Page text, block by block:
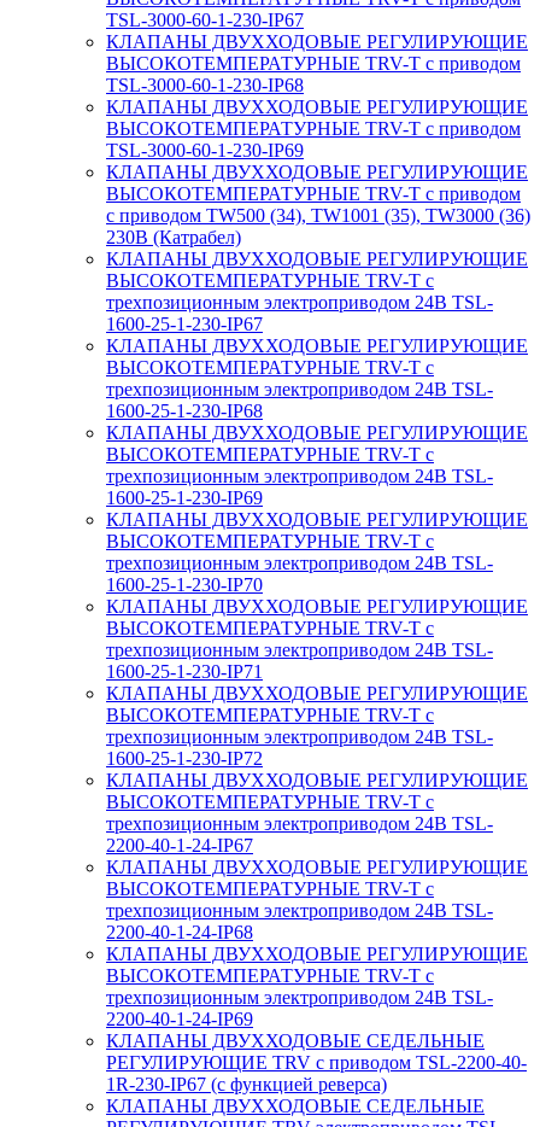
TSL-3000-60-1-230-IP67
КЛАПАНЫ ДВУХХОДОВЫЕ РЕГУЛИРУЮЩИЕ
ВЫСОКОТЕМПЕРАТУРНЫЕ TRV-T с приводом
TSL-3000-60-1-230-IP68
КЛАПАНЫ ДВУХХОДОВЫЕ РЕГУЛИРУЮЩИЕ
ВЫСОКОТЕМПЕРАТУРНЫЕ TRV-T с приводом
TSL-3000-60-1-230-IP69
КЛАПАНЫ ДВУХХОДОВЫЕ РЕГУЛИРУЮЩИЕ
ВЫСОКОТЕМПЕРАТУРНЫЕ TRV-T с приводом
с приводом TW500 (34), TW1001 (35), TW3000 (36)
230В (Катрабел)
КЛАПАНЫ ДВУХХОДОВЫЕ РЕГУЛИРУЮЩИЕ
ВЫСОКОТЕМПЕРАТУРНЫЕ TRV-T с
трехпозиционным электроприводом 24В TSL-
1600-25-1-230-IP67
КЛАПАНЫ ДВУХХОДОВЫЕ РЕГУЛИРУЮЩИЕ
ВЫСОКОТЕМПЕРАТУРНЫЕ TRV-T с
трехпозиционным электроприводом 24В TSL-
1600-25-1-230-IP68
КЛАПАНЫ ДВУХХОДОВЫЕ РЕГУЛИРУЮЩИЕ
ВЫСОКОТЕМПЕРАТУРНЫЕ TRV-T с
трехпозиционным электроприводом 24В TSL-
1600-25-1-230-IP69
КЛАПАНЫ ДВУХХОДОВЫЕ РЕГУЛИРУЮЩИЕ
ВЫСОКОТЕМПЕРАТУРНЫЕ TRV-T с
трехпозиционным электроприводом 24В TSL-
1600-25-1-230-IP70
КЛАПАНЫ ДВУХХОДОВЫЕ РЕГУЛИРУЮЩИЕ
ВЫСОКОТЕМПЕРАТУРНЫЕ TRV-T с
трехпозиционным электроприводом 24В TSL-
1600-25-1-230-IP71
КЛАПАНЫ ДВУХХОДОВЫЕ РЕГУЛИРУЮЩИЕ
ВЫСОКОТЕМПЕРАТУРНЫЕ TRV-T с
трехпозиционным электроприводом 24В TSL-
1600-25-1-230-IP72
КЛАПАНЫ ДВУХХОДОВЫЕ РЕГУЛИРУЮЩИЕ
ВЫСОКОТЕМПЕРАТУРНЫЕ TRV-T с
трехпозиционным электроприводом 24В TSL-
2200-40-1-24-IP67
КЛАПАНЫ ДВУХХОДОВЫЕ РЕГУЛИРУЮЩИЕ
ВЫСОКОТЕМПЕРАТУРНЫЕ TRV-T с
трехпозиционным электроприводом 24В TSL-
2200-40-1-24-IP68
КЛАПАНЫ ДВУХХОДОВЫЕ РЕГУЛИРУЮЩИЕ
ВЫСОКОТЕМПЕРАТУРНЫЕ TRV-T с
трехпозиционным электроприводом 24В TSL-
2200-40-1-24-IP69
КЛАПАНЫ ДВУХХОДОВЫЕ СЕДЕЛЬНЫЕ
РЕГУЛИРУЮЩИЕ TRV с приводом TSL-2200-40-
1R-230-IP67 (с функцией реверса)
КЛАПАНЫ ДВУХХОДОВЫЕ СЕДЕЛЬНЫЕ